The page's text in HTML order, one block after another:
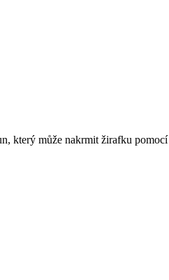
který může nakrmit žirafku